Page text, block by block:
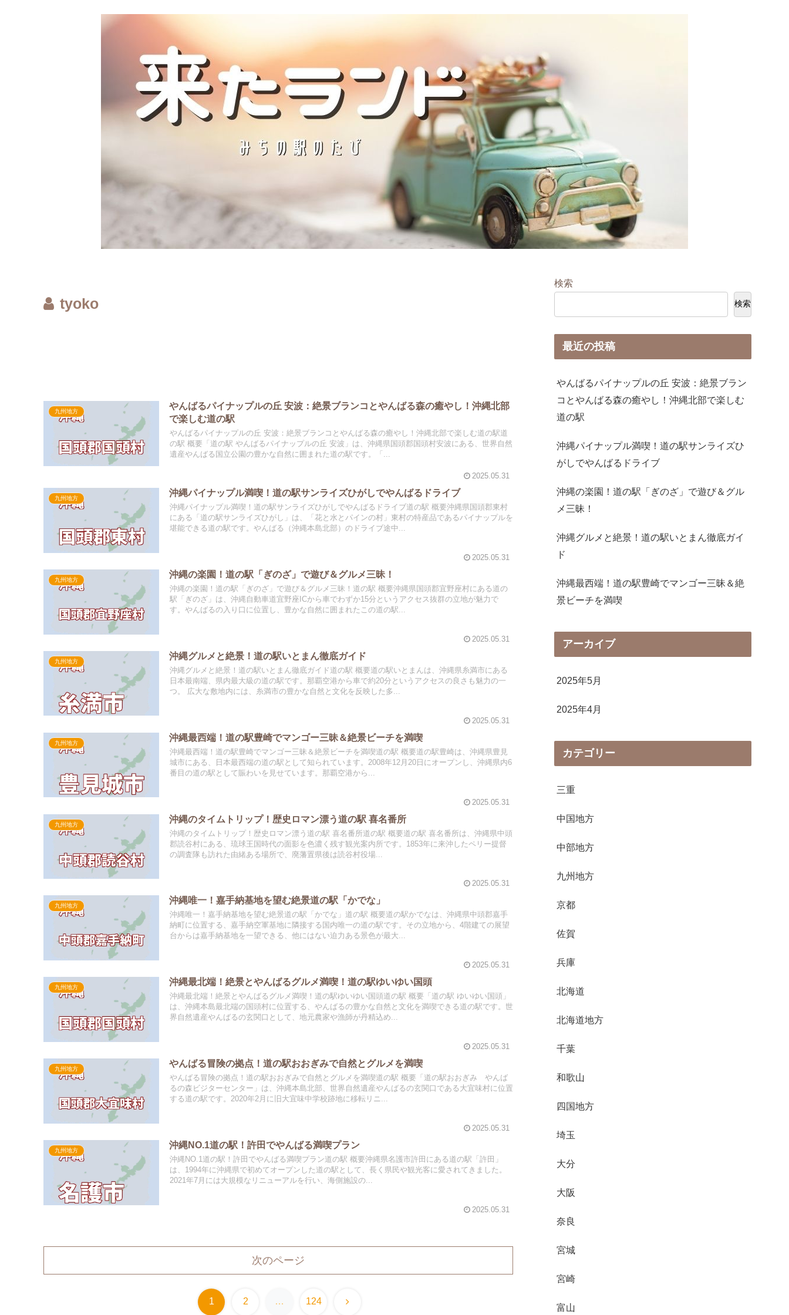
tyoko
九州地方
やんばるパイナップルの丘 安波：絶景ブランコとやんばる森の癒やし！沖縄北部
で楽しむ道の駅
やんばるパイナップルの丘 安波：絶景ブランコとやんばる森の癒やし！沖縄北部で楽しむ道の駅道
の駅 概要「道の駅 やんばるパイナップルの丘 安波」は、沖縄県国頭郡国頭村安波にある、世界自然
遺産やんばる国立公園の豊かな自然に囲まれた道の駅です。「...
2025.05.31
九州地方
沖縄パイナップル満喫！道の駅サンライズひがしでやんばるドライブ
沖縄パイナップル満喫！道の駅サンライズひがしでやんばるドライブ道の駅 概要沖縄県国頭郡東村
にある「道の駅サンライズひがし」は、「花と水とパインの村」東村の特産品であるパイナップルを
堪能できる道の駅です。やんばる（沖縄本島北部）のドライブ途中...
2025.05.31
九州地方
沖縄の楽園！道の駅「ぎのざ」で遊び＆グルメ三昧！
沖縄の楽園！道の駅「ぎのざ」で遊び＆グルメ三昧！道の駅 概要沖縄県国頭郡宜野座村にある道の
駅「ぎのざ」は、沖縄自動車道宜野座ICから車でわずか15分というアクセス抜群の立地が魅力で
す。やんばるの入り口に位置し、豊かな自然に囲まれたこの道の駅...
2025.05.31
九州地方
沖縄グルメと絶景！道の駅いとまん徹底ガイド
沖縄グルメと絶景！道の駅いとまん徹底ガイド道の駅 概要道の駅いとまんは、沖縄県糸満市にある
日本最南端、県内最大級の道の駅です。那覇空港から車で約20分というアクセスの良さも魅力の一
つ。 広大な敷地内には、糸満市の豊かな自然と文化を反映した多...
2025.05.31
九州地方
沖縄最西端！道の駅豊崎でマンゴー三昧＆絶景ビーチを満喫
沖縄最西端！道の駅豊崎でマンゴー三昧＆絶景ビーチを満喫道の駅 概要道の駅豊崎は、沖縄県豊見
城市にある、日本最西端の道の駅として知られています。2008年12月20日にオープンし、沖縄県内6
番目の道の駅として賑わいを見せています。那覇空港から...
2025.05.31
九州地方
沖縄のタイムトリップ！歴史ロマン漂う道の駅 喜名番所
沖縄のタイムトリップ！歴史ロマン漂う道の駅 喜名番所道の駅 概要道の駅 喜名番所は、沖縄県中頭
郡読谷村にある、琉球王国時代の面影を色濃く残す観光案内所です。1853年に来沖したペリー提督
の調査隊も訪れた由緒ある場所で、廃藩置県後は読谷村役場...
2025.05.31
九州地方
沖縄唯一！嘉手納基地を望む絶景道の駅「かでな」
沖縄唯一！嘉手納基地を望む絶景道の駅「かでな」道の駅 概要道の駅かでなは、沖縄県中頭郡嘉手
納町に位置する、嘉手納空軍基地に隣接する国内唯一の道の駅です。その立地から、4階建ての展望
台からは嘉手納基地を一望できる、他にはない迫力ある景色が最大...
2025.05.31
九州地方
沖縄最北端！絶景とやんばるグルメ満喫！道の駅ゆいゆい国頭
沖縄最北端！絶景とやんばるグルメ満喫！道の駅ゆいゆい国頭道の駅 概要「道の駅 ゆいゆい国頭」
は、沖縄本島最北端の国頭村に位置する、やんばるの豊かな自然と文化を満喫できる道の駅です。世
界自然遺産やんばるの玄関口として、地元農家や漁師が丹精込め...
2025.05.31
九州地方
やんばる冒険の拠点！道の駅おおぎみで自然とグルメを満喫
やんばる冒険の拠点！道の駅おおぎみで自然とグルメを満喫道の駅 概要「道の駅おおぎみ やんば
るの森ビジターセンター」は、沖縄本島北部、世界自然遺産やんばるの玄関口である大宜味村に位置
する道の駅です。2020年2月に旧大宜味中学校跡地に移転リニ...
2025.05.31
九州地方
沖縄NO.1道の駅！許田でやんばる満喫プラン
沖縄NO.1道の駅！許田でやんばる満喫プラン道の駅 概要沖縄県名護市許田にある道の駅「許田」
は、1994年に沖縄県で初めてオープンした道の駅として、長く県民や観光客に愛されてきました。
2021年7月には大規模なリニューアルを行い、海側施設の...
2025.05.31
次のページ
1 2 … 124 次
検索
検索
最近の投稿
やんばるパイナップルの丘 安波：絶景ブラン
コとやんばる森の癒やし！沖縄北部で楽しむ
道の駅
沖縄パイナップル満喫！道の駅サンライズひ
がしでやんばるドライブ
沖縄の楽園！道の駅「ぎのざ」で遊び＆グル
メ三昧！
沖縄グルメと絶景！道の駅いとまん徹底ガイ
ド
沖縄最西端！道の駅豊崎でマンゴー三昧＆絶
景ビーチを満喫
アーカイブ
2025年5月
2025年4月
カテゴリー
三重
中国地方
中部地方
九州地方
京都
佐賀
兵庫
北海道
北海道地方
千葉
和歌山
四国地方
埼玉
大分
大阪
奈良
宮城
宮崎
富山